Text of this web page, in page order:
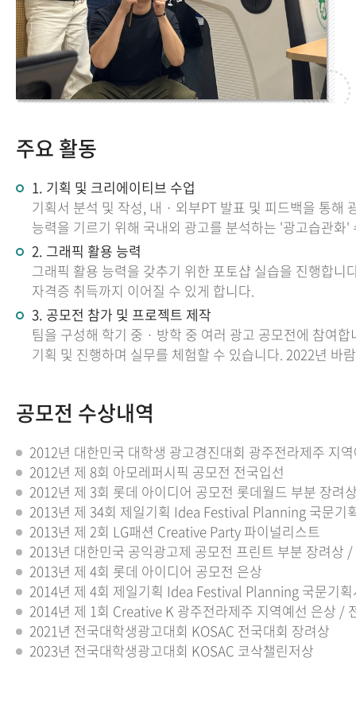
주요 활동
1. 기획 및 크리에이티브 수업
기획서 분석 및 작성, 내 · 외부PT 발표 및 피드백을 통
능력을 기르기 위해 국내외 광고를 분석하는 '광고습관화
2. 그래픽 활용 능력
그래픽 활용 능력을 갖추기 위한 포토샵 실습을 진행합
자격증 취득까지 이어질 수 있게 합니다.
3. 공모전 참가 및 프로젝트 제작
팀을 구성해 학기 중 · 방학 중 여러 광고 공모전에 참여
기획 및 진행하며 실무를 체험할 수 있습니다. 2022년 바
공모전 수상내역
2012년 대한민국 대학생 광고경진대회 광주전라제주 지
2012년 제 8회 아모레퍼시픽 공모전 전국입선
2012년 제 3회 롯데 아이디어 공모전 롯데월드 부분 장려
2013년 제 34회 제일기획 Idea Festival Planning 국문기
2013년 제 2회 LG패션 Creative Party 파이널리스트
2013년 대한민국 공익광고제 공모전 프린트 부분 장려상
2013년 제 4회 롯데 아이디어 공모전 은상
2014년 제 4회 제일기획 Idea Festival Planning 국문기
2014년 제 1회 Creative K 광주전라제주 지역예선 은상 /
2021년 전국대학생광고대회 KOSAC 전국대회 장려상
2023년 전국대학생광고대회 KOSAC 코삭챌린저상